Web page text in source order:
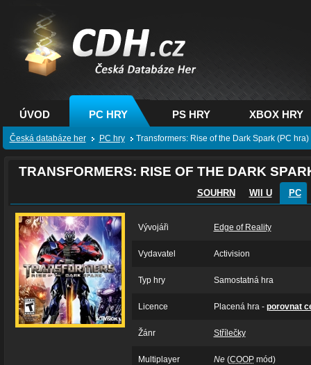
CDH.cz - hry na PC,
PS, XBOX - Česká
databáze her
ÚVOD PC HRY PS HRY XBOX HRY
Česká databáze her PC hry Transformers: Rise of the Dark Spark (PC hra)
TRANSFORMERS: RISE OF THE DARK
SOUHRN WII U PC
Vývojáři Edge of Reality
Vydavatel Activision
Typ hry Samostatná hra
Licence Placená hra - porovnat
Žánr Střílečky
Multiplayer Ne(COOPmód)